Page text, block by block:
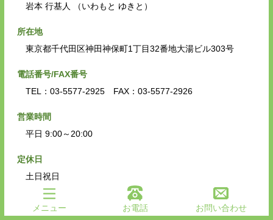
岩本 行基人 （いわもと ゆきと）
所在地
東京都千代田区神田神保町1丁目32番地大湯ビル303号
電話番号/FAX番号
TEL：03-5577-2925 FAX：03-5577-2926
営業時間
平日 9:00～20:00
定休日
土日祝日
対応エリア
メニュー お電話 お問い合わせ